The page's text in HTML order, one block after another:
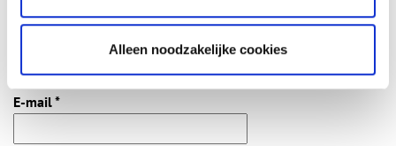
Alleen noodzakelijke cookies
E-mail*